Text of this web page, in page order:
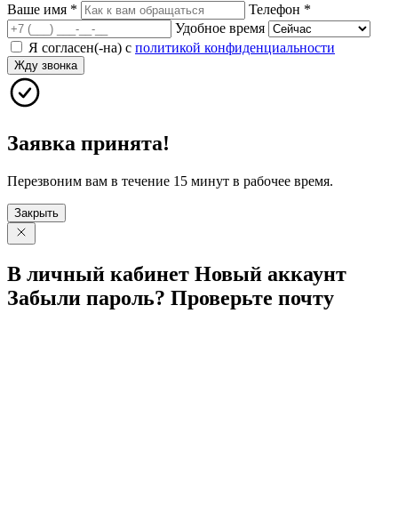
Ваше имя * Телефон *
Удобное время
Я согласен(-на) с политикой конфиденциальности
Жду звонка
Заявка принята!
Перезвоним вам в течение 15 минут в рабочее время.
Закрыть
В личный кабинет Новый аккаунт
Забыли пароль? Проверьте почту